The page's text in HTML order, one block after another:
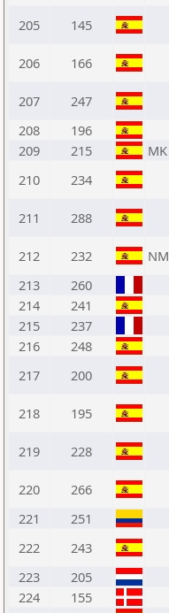
205
145
206 166
207 247
208
196
209
215 MK
210
234
211 288
212 232 NM
213
260
214
241
215
237
216
248
217
200
218 195
219 228
220 266
221
251
222
243
223
205
224
155